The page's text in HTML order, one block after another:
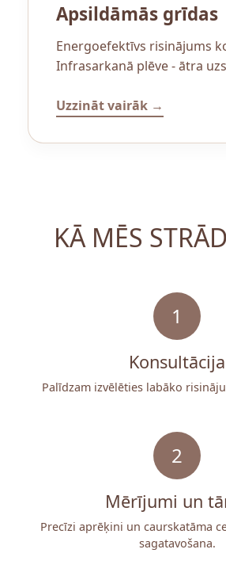
Apsildāmās grīdas
Energoefektīvs risinājums
Infrasarkanā plēve - ātra
Uzzināt vairāk →
KĀ MĒS
1
Konsultācija
Palīdzam izvēlēties labāko
2
Mērījumi un
Precīzi aprēķini un caurskatāma
sagatavošana.